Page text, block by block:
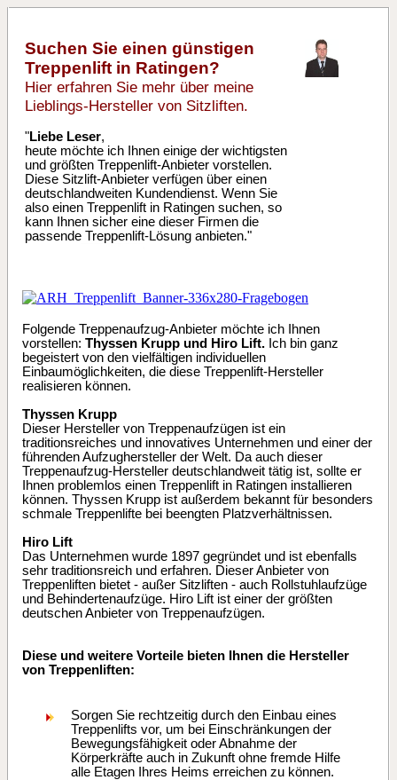
Suchen Sie einen günstigen
Treppenlift in Ratingen?
Hier erfahren Sie mehr über meine
Lieblings-Hersteller von Sitzliften.
"Liebe Leser,
heute möchte ich Ihnen einige der wichtigsten
und größten Treppenlift-Anbieter vorstellen.
Diese Sitzlift-Anbieter verfügen über einen
deutschlandweiten Kundendienst. Wenn Sie
also einen Treppenlift in Ratingen suchen, so
kann Ihnen sicher eine dieser Firmen die
passende Treppenlift-Lösung anbieten."
Folgende Treppenaufzug-Anbieter möchte ich Ihnen
vorstellen: Thyssen Krupp und Hiro Lift. Ich bin ganz
begeistert von den vielfältigen individuellen
Einbaumöglichkeiten, die diese Treppenlift-Hersteller
realisieren können.
Thyssen Krupp
Dieser Hersteller von Treppenaufzügen ist ein
traditionsreiches und innovatives Unternehmen und einer der
führenden Aufzughersteller der Welt. Da auch dieser
Treppenaufzug-Hersteller deutschlandweit tätig ist, sollte er
Ihnen problemlos einen Treppenlift in Ratingen installieren
können. Thyssen Krupp ist außerdem bekannt für besonders
schmale Treppenlifte bei beengten Platzverhältnissen.
Hiro Lift
Das Unternehmen wurde 1897 gegründet und ist ebenfalls
sehr traditionsreich und erfahren. Dieser Anbieter von
Treppenliften bietet - außer Sitzliften - auch Rollstuhlaufzüge
und Behindertenaufzüge. Hiro Lift ist einer der größten
deutschen Anbieter von Treppenaufzügen.
Diese und weitere Vorteile bieten Ihnen die Hersteller
von Treppenliften:
Sorgen Sie rechtzeitig durch den Einbau eines
Treppenlifts vor, um bei Einschränkungen der
Bewegungsfähigkeit oder Abnahme der
Körperkräfte auch in Zukunft ohne fremde Hilfe
alle Etagen Ihres Heims erreichen zu können.